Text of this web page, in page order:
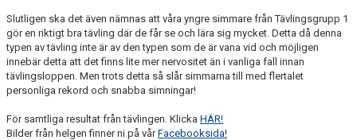
Slutligen ska det även nämnas att våra yngre simmare från Tävlingsgrupp 1
gör en riktigt bra tävling där de får se och lära sig mycket. Detta då denna
typen av tävling inte är av den typen som de är vana vid och möjligen
innebär detta att det finns lite mer nervositet än i vanliga fall innan
tävlingsloppen. Men trots detta så slår simmarna till med flertalet
personliga rekord och snabba simningar!
För samtliga resultat från tävlingen. Klicka HÄR!
Bilder från helgen finner ni på vårFacebooksida!